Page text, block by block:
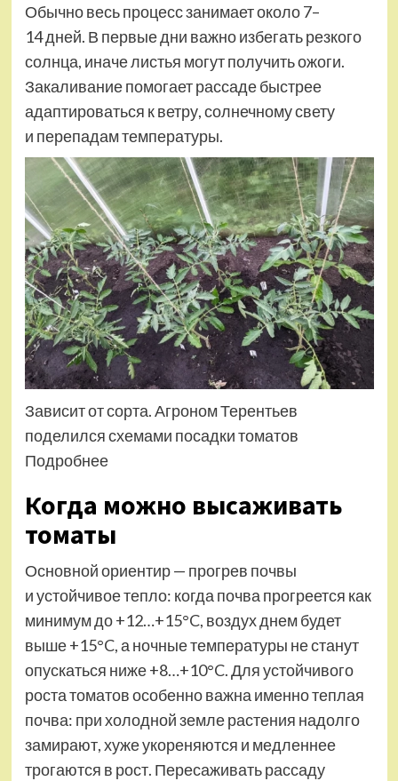
Обычно весь процесс занимает около 7–
14 дней. В первые дни важно избегать резкого
солнца, иначе листья могут получить ожоги.
Закаливание помогает рассаде быстрее
адаптироваться к ветру, солнечному свету
и перепадам температуры.
Зависит от сорта. Агроном Терентьев
поделился схемами посадки томатов
Подробнее
Когда можно высаживать
томаты
Основной ориентир — прогрев почвы
и устойчивое тепло: когда почва прогреется как
минимум до +12…+15°C, воздух днем будет
выше +15°C, а ночные температуры не станут
опускаться ниже +8…+10°C. Для устойчивого
роста томатов особенно важна именно теплая
почва: при холодной земле растения надолго
замирают, хуже укореняются и медленнее
трогаются в рост. Пересаживать рассаду